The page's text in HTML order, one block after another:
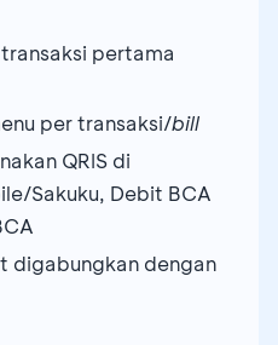
pertama
per transaksi/bill
QRIS di
Sakuku, Debit BCA
digabungkan dengan